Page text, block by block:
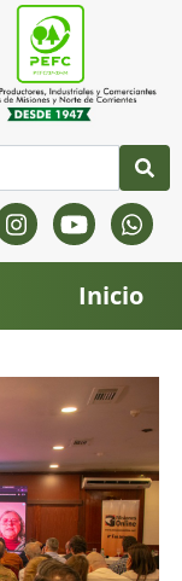
Inicio